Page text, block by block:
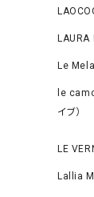
LAURA
Le
le
イブ）
LE
Lallia